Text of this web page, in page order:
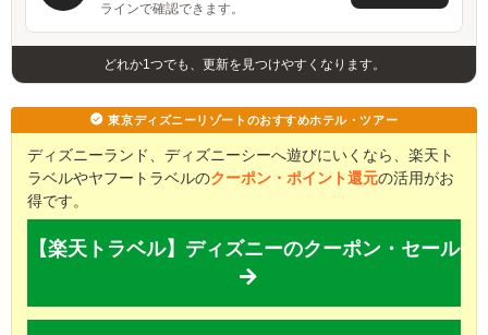
ラインで確認できます。
どれか1つでも、更新を見つけやすくなります。
東京ディズニーリゾートのおすすめホテル・ツアー
ディズニーランド、ディズニーシーへ遊びにいくなら、楽天ト
ラベルやヤフートラベルのクーポン・ポイント還元の活用がお
得です。
【楽天トラベル】ディズニーのクーポン・セール